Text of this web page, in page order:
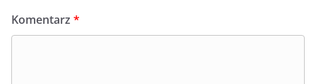
Komentarz *